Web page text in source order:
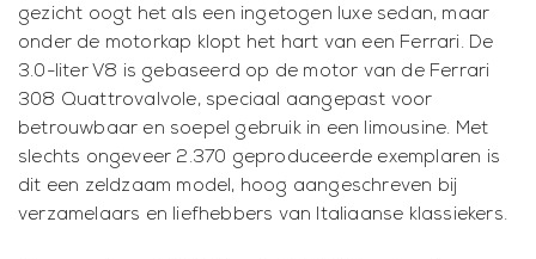
gezicht oogt het als een ingetogen luxe sedan, maar
onder de motorkap klopt het hart van een Ferrari. De
3.0-liter V8 is gebaseerd op de motor van de Ferrari
308 Quattrovalvole, speciaal aangepast voor
betrouwbaar en soepel gebruik in een limousine. Met
slechts ongeveer 2.370 geproduceerde exemplaren is
dit een zeldzaam model, hoog aangeschreven bij
verzamelaars en liefhebbers van Italiaanse klassiekers.